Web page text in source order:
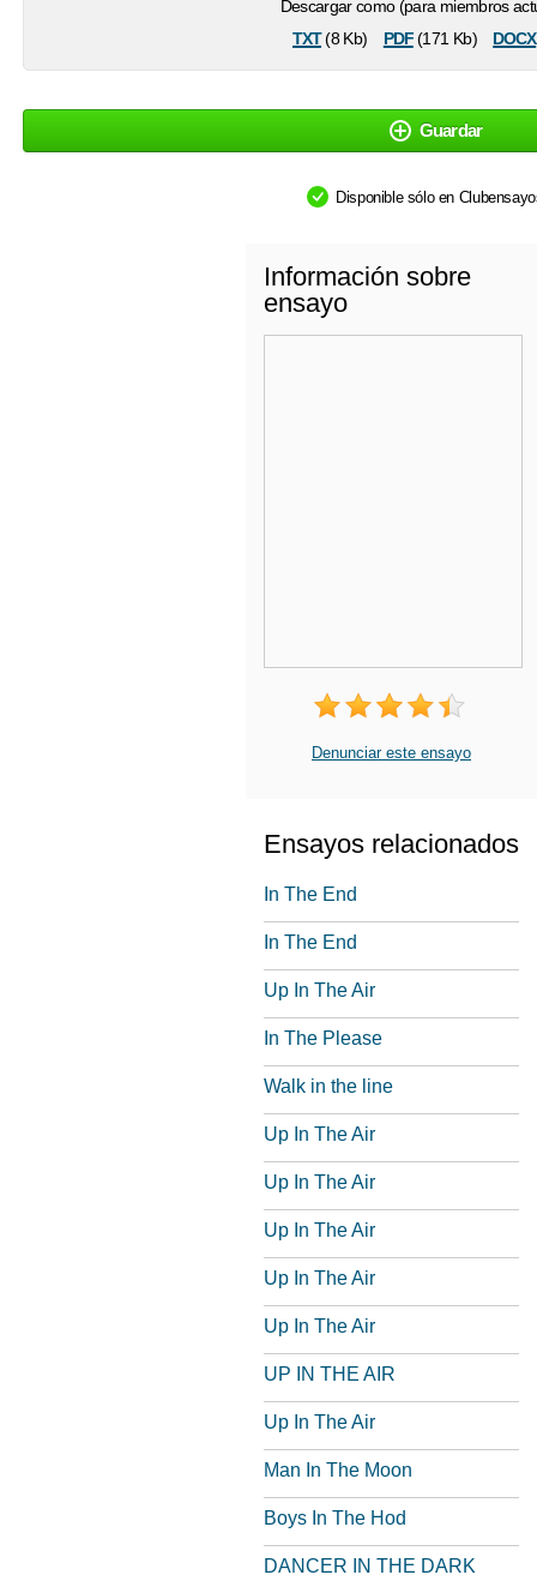
Descargar como (para miembros
txt(8 Kb) pdf(171 Kb) docx
Guardar
Disponible sólo en
Información sobre
ensayo
Denunciar este ensayo
Ensayos relacionados
In The End
In The End
Up In The Air
In The Please
Walk in the line
Up In The Air
Up In The Air
Up In The Air
Up In The Air
Up In The Air
UP IN THE AIR
Up In The Air
Man In The Moon
Boys In The Hod
DANCER IN THE DARK